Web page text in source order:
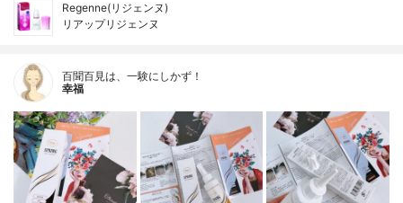
Regenne(リジェンヌ)
リアップリジェンヌ
百聞百見は、一験にしかず！
幸福